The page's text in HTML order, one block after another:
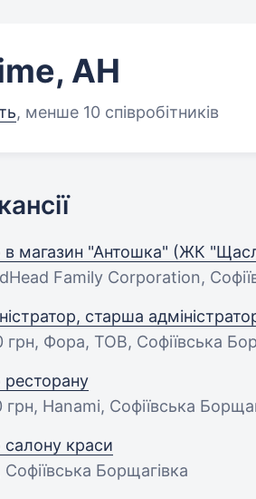
АН
, менше 10 співробітників
в магазин "Антошка" (ЖК
Family Corporation,
старша
грн, Фора, ТОВ, Софіївська
ресторану
грн, Hanami, Софіївська
салону краси
Борщагівка